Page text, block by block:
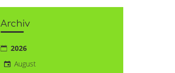
Archiv
2026
August